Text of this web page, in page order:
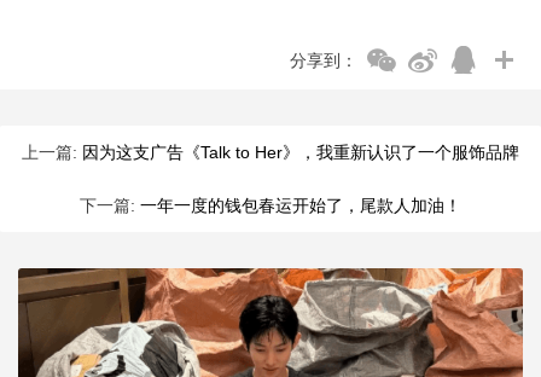
分享到：
上一篇: 因为这支广告《Talk to Her》，我重新认识了一个服饰品牌
下一篇: 一年一度的钱包春运开始了，尾款人加油！